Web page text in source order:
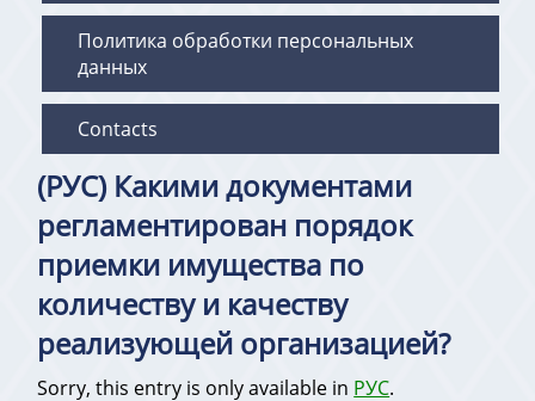
Политика обработки персональных
данных
Contacts
(РУС) Какими документами
регламентирован порядок
приемки имущества по
количеству и качеству
реализующей организацией?
Sorry, this entry is only available in РУС.